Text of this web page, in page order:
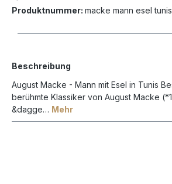
Produktnummer: macke mann esel
Beschreibung
August Macke - Mann mit Esel in Tunis
berühmte Klassiker von August Macke
&dagge… Mehr